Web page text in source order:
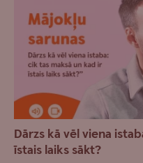
Dārzs kā vēl viena
īstais laiks sākt?